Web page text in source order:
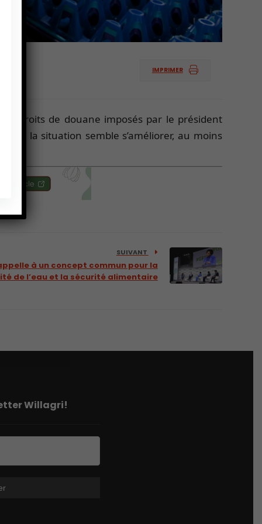
IMPRIMER
droits de douane imposés par le président
la situation semble s’améliorer, au moins
SUIVANT
appelle à un concept commun pour la
de l’eau et la sécurité alimentaire
Willagri!